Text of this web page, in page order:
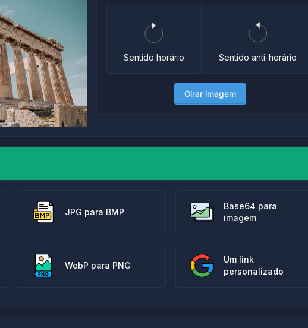
Sentido horário Sentido anti-horário
Girar imagem
JPG para BMP
Base64 para
imagem
WebP para PNG
Um link
personalizado